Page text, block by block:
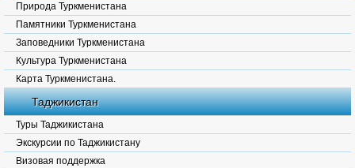
Природа Туркменистана
Памятники Туркменистана
Заповедники Туркменистана
Культура Туркменистана
Карта Туркменистана.
Таджикистан
Туры Таджикистана
Экскурсии по Таджикистану
Визовая поддержка